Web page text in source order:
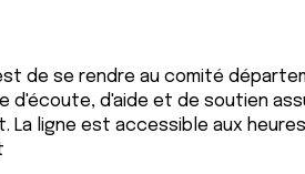
de se rendre au comité
d'écoute, d'aide et de soutien
La ligne est accessible aux